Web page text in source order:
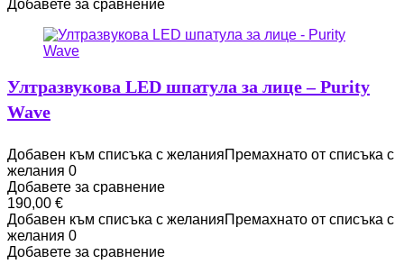
Добавете за сравнение
Ултразвукова LED шпатула за лице – Purity
Wave
Добавен към списъка с желанияПремахнато от списъка с
желания 0
Добавете за сравнение
190,00 €
Добавен към списъка с желанияПремахнато от списъка с
желания 0
Добавете за сравнение